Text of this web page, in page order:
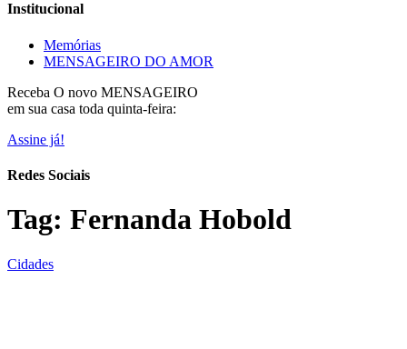
Institucional
Memórias
MENSAGEIRO DO AMOR
Receba O novo MENSAGEIRO
em sua casa toda quinta-feira:
Assine já!
Redes Sociais
Tag: Fernanda Hobold
Cidades